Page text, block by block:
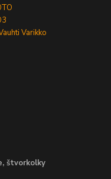
Varikko
štvorkolky